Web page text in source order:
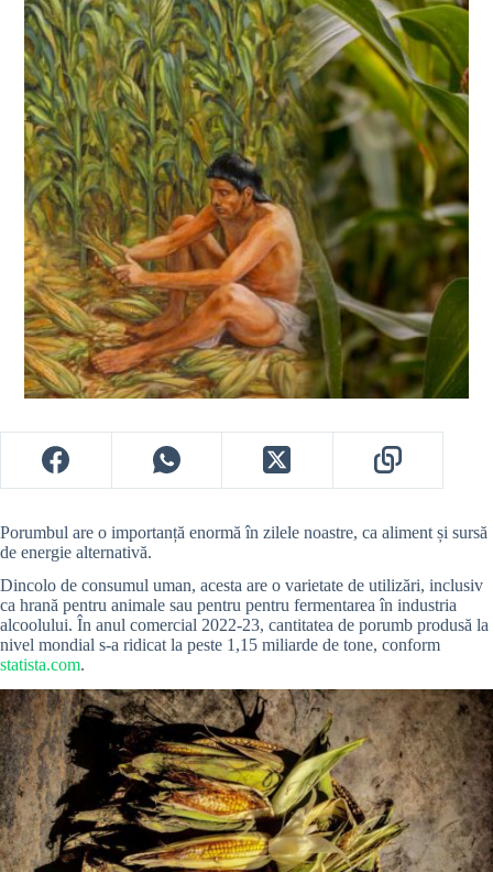
Porumbul are o importanță enormă în zilele noastre, ca aliment și sursă
de energie alternativă.
Dincolo de consumul uman, acesta are o varietate de utilizări, inclusiv
ca hrană pentru animale sau pentru pentru fermentarea în industria
alcoolului. În anul comercial 2022-23, cantitatea de porumb produsă la
nivel mondial s-a ridicat la peste 1,15 miliarde de tone, conform
statista.com.